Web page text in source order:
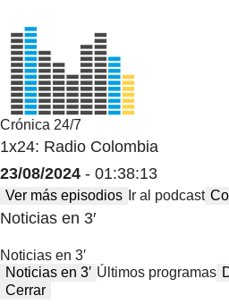
Crónica 24/7
1x24: Radio Colombia
23/08/2024 - 01:38:13
Ver más episodios Ir al podcast
Noticias en 3′
Noticias en 3′
Noticias en 3′ Últimos programas
Cerrar